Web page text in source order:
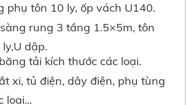
phụ tôn 10 ly, ốp vách U140.
rung 3 tầng 1.5×5m, tôn
dập.
tải kích thước các loại.
xi, tủ điện, dây điện, phụ tùng